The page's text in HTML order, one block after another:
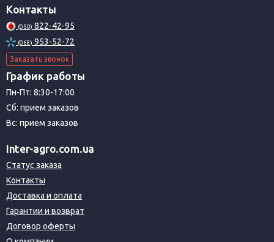
Контакты
(050) 822-42-95
(068) 953-52-72
Заказать звонок
График работы
Пн-Пт: 8:30-17:00
Сб: прием заказов
Вс: прием заказов
Inter-agro.com.ua
Статус заказа
Контакты
Доставка и оплата
Гарантии и возврат
Договор оферты